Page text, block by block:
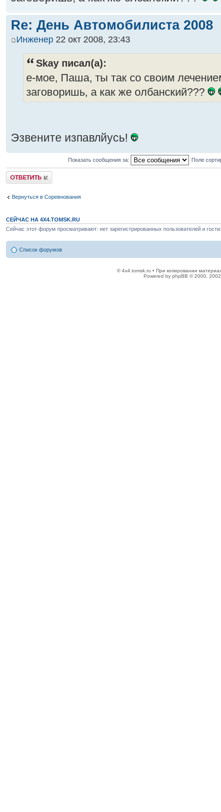
Re: День Автомобилиста 2008
Инженер 22 окт 2008, 23:43
Skay писал(а):
е-мое, Паша, ты так со своим
заговоришь, а как же олбанский???
Эзвените изпавлйусь!
Показать сообщения за: Поле
Ответить
Вернуться в Соревнования
СЕЙЧАС НА 4X4.TOMSK.RU
Сейчас этот форум просматривают: нет зарегистрированных пользователей и
Список форумов
© 4x4.tomsk.ru • При копировании
Powered by phpBB © 2000,